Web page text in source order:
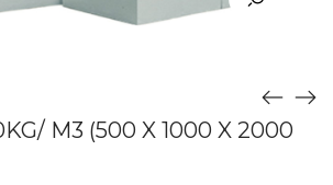
M3 (500 X 1000 X 2000